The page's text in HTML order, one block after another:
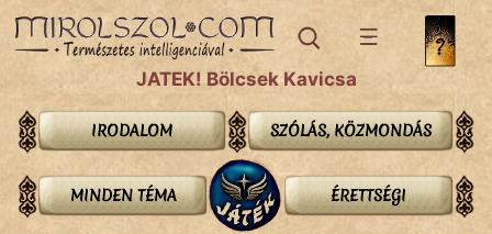
IRODALOM
SZÓLÁS
És
PSZICHO
JÁTÉK! Bölcsek Kavicsa
IRODALOM SZÓLÁS, KÖZMONDÁS
MINDEN TÉMA ÉRETTSÉGI